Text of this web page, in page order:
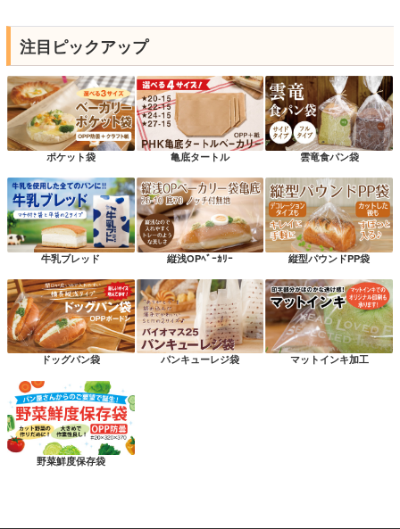
注目ピックアップ
ポケット袋 亀底タートル 雲竜食パン袋
牛乳ブレッド 縦浅OPﾍﾞｰｶﾘｰ 縦型パウンドPP袋
ドッグパン袋 パンキューレジ袋 マットインキ加工
野菜鮮度保存袋